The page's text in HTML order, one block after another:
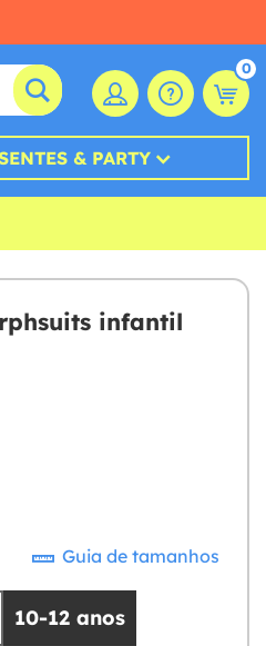
0
& PARTY
infantil
Guia de tamanhos
10-12 anos